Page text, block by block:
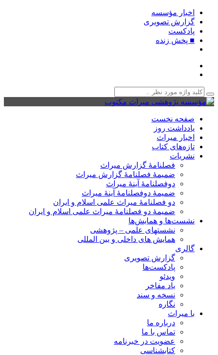
اخبار مؤسسه
گزارش تصویری
پادکست‌
■ پخش زنده
صفحه نخست
یادداشت روز
اخبار میراث
تازه‌های کتاب
نشریات
فصلنامۀ گزارش میراث
ضمیمۀ فصلنامۀ گزارش میراث
دوفصلنامۀ آینۀ میراث
ضمیمۀ دوفصلنامۀ آینۀ میراث
دو فصلنامۀ میراث علمی اسلام و ایران
ضمیمۀ دو فصلنامۀ میراث علمی اسلام و ایران
نشست‌ها و همایش‌ها
نشستهای علمی – پژوهشی
همایش های داخلی و بین المللی
گالری
گزارش تصویری
پادکست‌ها
ویدئو
یاد مفاخر
نسخه و سند
نگاره
با میراث
درباره ما
تماس با ما
عضویت در خبرنامه
کتابشناسی